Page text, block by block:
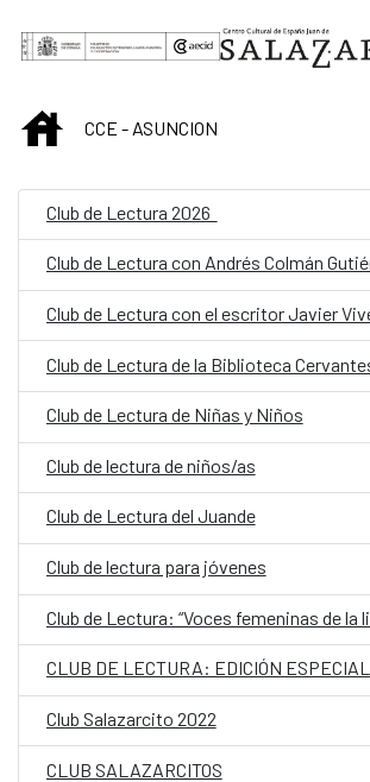
Saut au contenu principal
INICIOCCE - ASUNCION
Club de Lectura 2026
Club de Lectura con Andrés Colmán
Club de Lectura con el escritor Javier
Club de Lectura de la Biblioteca
Club de Lectura de Niñas y Niños
Club de lectura de niños/as
Club de Lectura del Juande
Club de lectura para jóvenes
Club Salazarcito 2022
CLUB SALAZARCITOS